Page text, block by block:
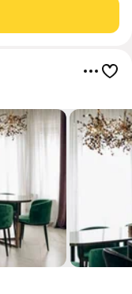
в конце 1920-х